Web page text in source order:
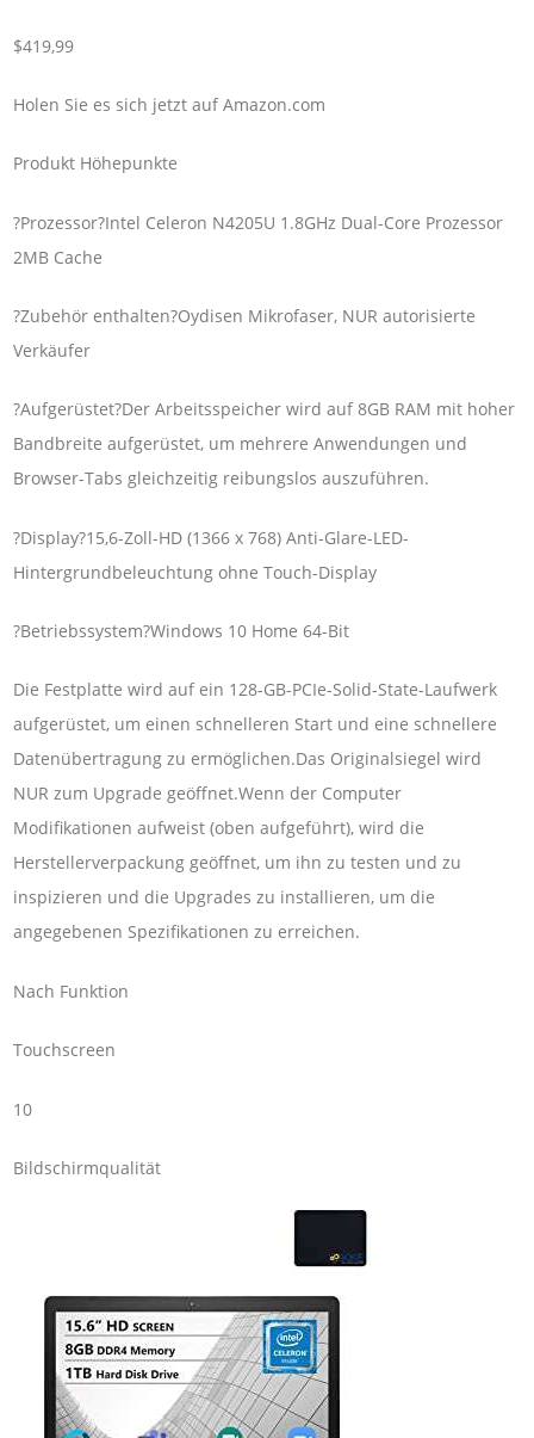
$419,99
Holen Sie es sich jetzt auf Amazon.com
Produkt Höhepunkte
?Prozessor?Intel Celeron N4205U 1.8GHz Dual-Core Prozessor
2MB Cache
?Zubehör enthalten?Oydisen Mikrofaser, NUR autorisierte
Verkäufer
?Aufgerüstet?Der Arbeitsspeicher wird auf 8GB RAM mit hoher
Bandbreite aufgerüstet, um mehrere Anwendungen und
Browser-Tabs gleichzeitig reibungslos auszuführen.
?Display?15,6-Zoll-HD (1366 x 768) Anti-Glare-LED-
Hintergrundbeleuchtung ohne Touch-Display
?Betriebssystem?Windows 10 Home 64-Bit
Die Festplatte wird auf ein 128-GB-PCIe-Solid-State-Laufwerk
aufgerüstet, um einen schnelleren Start und eine schnellere
Datenübertragung zu ermöglichen.Das Originalsiegel wird
NUR zum Upgrade geöffnet.Wenn der Computer
Modifikationen aufweist (oben aufgeführt), wird die
Herstellerverpackung geöffnet, um ihn zu testen und zu
inspizieren und die Upgrades zu installieren, um die
angegebenen Spezifikationen zu erreichen.
Nach Funktion
Touchscreen
10
Bildschirmqualität